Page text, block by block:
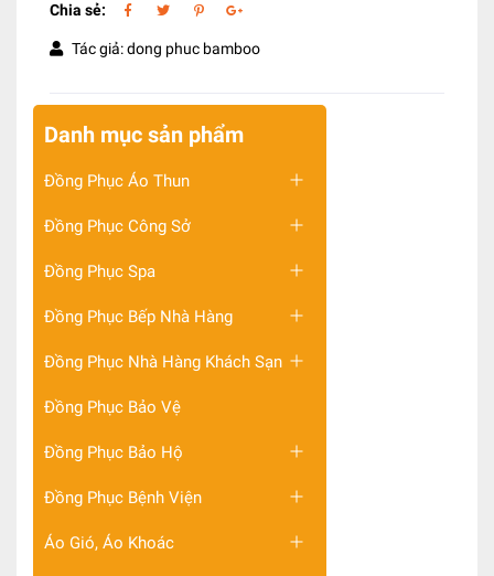
Chia sẻ:
Tác giả: dong phuc bamboo
Danh mục sản phẩm
Đồng Phục Áo Thun
Đồng Phục Công Sở
Đồng Phục Spa
Đồng Phục Bếp Nhà Hàng
Đồng Phục Nhà Hàng Khách Sạn
Đồng Phục Bảo Vệ
Đồng Phục Bảo Hộ
Đồng Phục Bệnh Viện
Áo Gió, Áo Khoác